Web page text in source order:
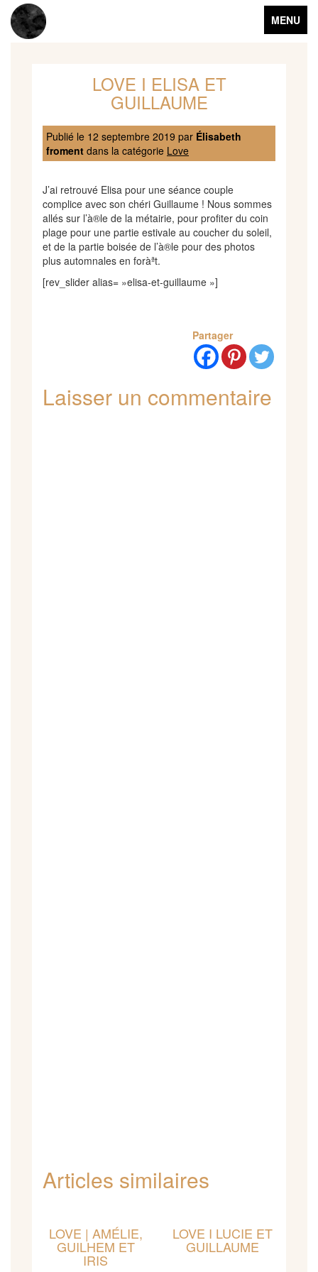
Toggle
navigation
MENU
LOVE I ELISA ET
GUILLAUME
Publié le 12 septembre 2019 par Élisabeth
froment dans la catégorie Love
J’ai retrouvé Elisa pour une séance couple
complice avec son chéri Guillaume ! Nous sommes
allés sur l’à®le de la métairie, pour profiter du coin
plage pour une partie estivale au coucher du soleil,
et de la partie boisée de l’à®le pour des photos
plus automnales en foràªt.
[rev_slider alias= »elisa-et-guillaume »]
Partager
Laisser un commentaire
Articles similaires
LOVE | AMÉLIE,
GUILHEM ET
IRIS
LOVE I LUCIE ET
GUILLAUME